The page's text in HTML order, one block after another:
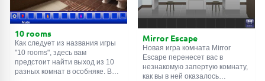
10 rooms
Как следует из названия игры
"10 rooms", здесь вам
предстоит найти выход из 10
разных комнат в особняке. В
Mirror Escape
Новая игра комната Mirror
Escape перенесет вас в
незнакомую запертую комнату,
как вы в ней оказалось